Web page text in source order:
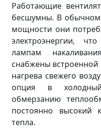
Работающие
бесшумны. В
мощности они
электроэнергии,
лампам
снабжены встроенной
нагрева свежего
опция в
обмерзанию
постоянно высокий
тепла.